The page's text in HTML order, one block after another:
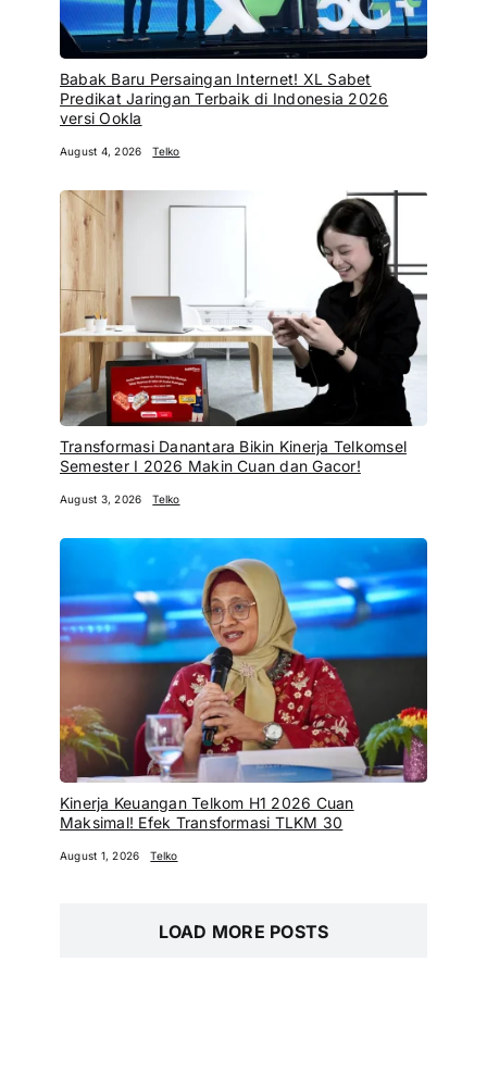
Babak Baru Persaingan Internet! XL Sabet
Predikat Jaringan Terbaik di Indonesia 2026
versi Ookla
August 4, 2026 Telko
Transformasi Danantara Bikin Kinerja Telkomsel
Semester I 2026 Makin Cuan dan Gacor!
August 3, 2026 Telko
Kinerja Keuangan Telkom H1 2026 Cuan
Maksimal! Efek Transformasi TLKM 30
August 1, 2026 Telko
LOAD MORE POSTS